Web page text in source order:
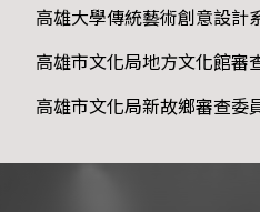
高雄大學傳統藝術創意設計
高雄市文化局地方文化館審
高雄市文化局新故鄉審查委